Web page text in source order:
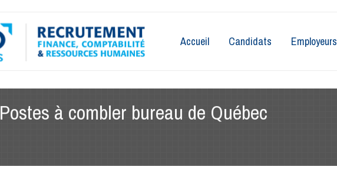
Accueil Candidats Employeurs
Postes à combler bureau de Québec